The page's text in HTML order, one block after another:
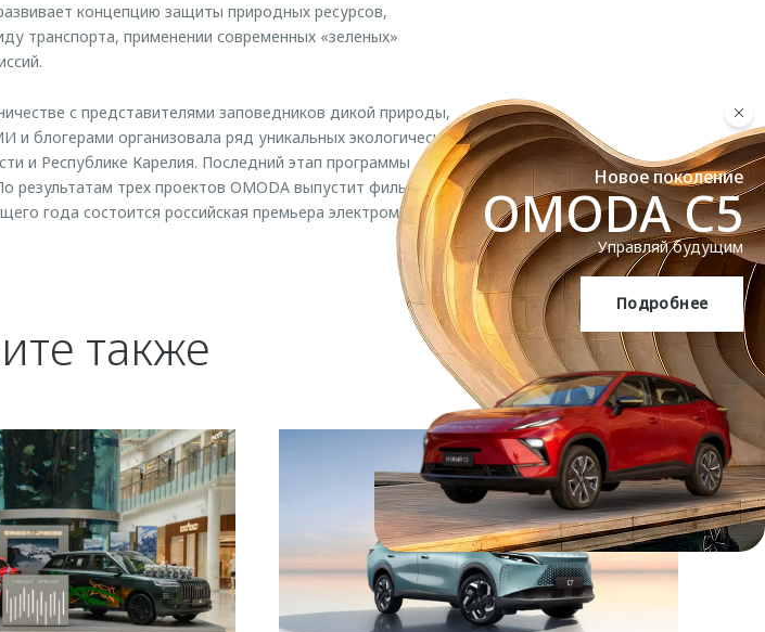
OMODA C5
Новое поколение
OMODA C5
Управляй будущим
Подробнее
концепцию защиты природных ресурсов,
транспорта, применении современных «зеленых»
с представителями заповедников дикой природы,
блогерами организовала ряд уникальных экологических
и Республике Карелия. Последний этап программы
результатам трех проектов OMODA выпустит фильм о
года состоится российская премьера электромобиля
также